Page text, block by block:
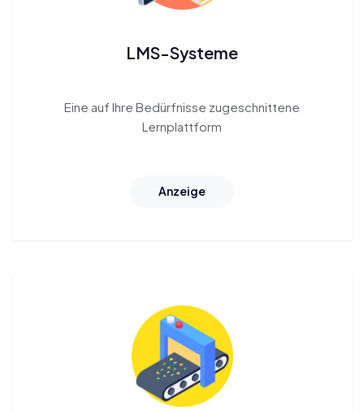
LMS-Systeme
Eine auf Ihre Bedürfnisse zugeschnittene
Lernplattform
Anzeige